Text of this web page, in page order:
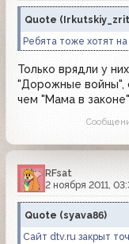
Quote (
Ребята тоже хотят на
Только врядли у
"Дорожные войны",
чем "Мама в
RFsat
2 ноября 2011,
Quote (syava86)
Сайт dtv.ru закрыт